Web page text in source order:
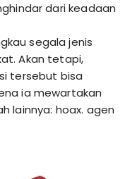
dari keadaan
segala jenis
Akan tetapi,
tersebut bisa
ia mewartakan
lainnya: hoax. agen